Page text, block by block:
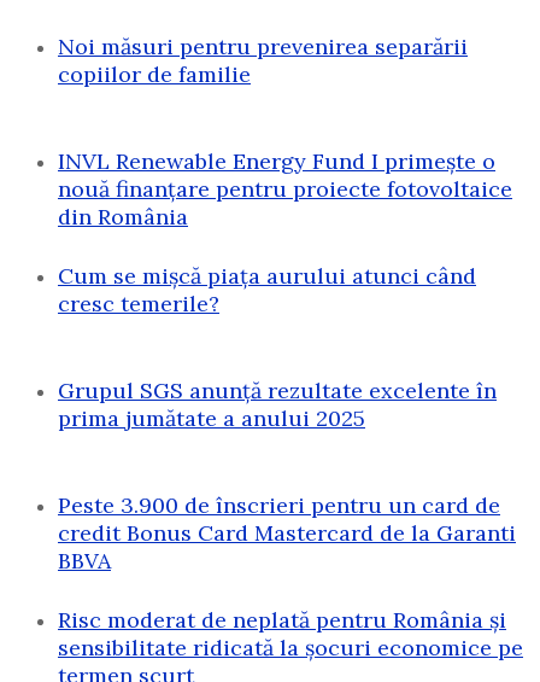
Noi măsuri pentru prevenirea separării
copiilor de familie
INVL Renewable Energy Fund I primește o
nouă finanțare pentru proiecte fotovoltaice
din România
Cum se mișcă piața aurului atunci când
cresc temerile?
Grupul SGS anunță rezultate excelente în
prima jumătate a anului 2025
Peste 3.900 de înscrieri pentru un card de
credit Bonus Card Mastercard de la Garanti
BBVA
Risc moderat de neplată pentru România și
sensibilitate ridicată la șocuri economice pe
termen scurt